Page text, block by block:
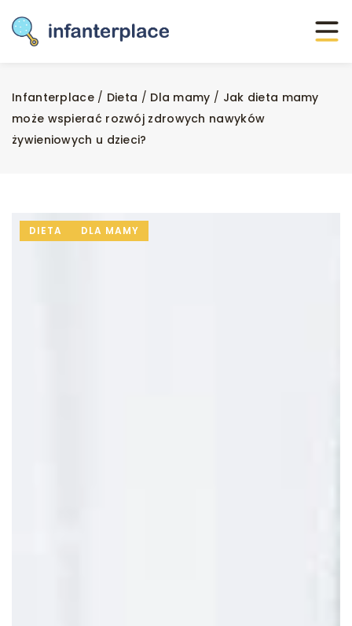
Infanterplace/ Dieta / Dla mamy / Jak dieta mamy
może wspierać rozwój zdrowych nawyków
żywieniowych u dzieci?
DIETA DLA MAMY